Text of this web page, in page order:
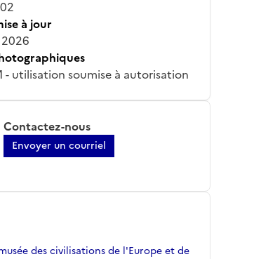
à jour
- utilisation soumise à autorisation
Contactez-nous
Envoyer un courriel
des civilisations de l'Europe et de